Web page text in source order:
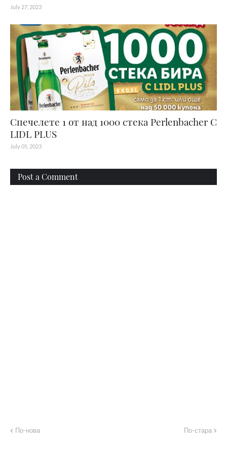
July 27, 2023
Спечелете 1 от над 1000 стека Perlenbacher С
LIDL PLUS
July 05, 2023
Post a Comment
По-нова По-стара